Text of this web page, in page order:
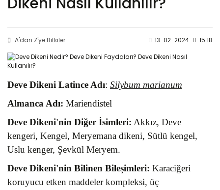
A'dan Z'ye Bitkiler 13-02-2024 15:18
Deve Dikeni Latince Adı: Silybum marianum
Almanca Adı: Mariendistel
Deve Dikeni'nin Diğer İsimleri: Akkız, Deve
kengeri, Kengel, Meryemana dikeni, Sütlü kengel,
Uslu kenger, Şevkül Meryem.
Deve Dikeni'nin Bilinen Bileşimleri: Karaciğeri
koruyucu etken maddeler kompleksi, üç